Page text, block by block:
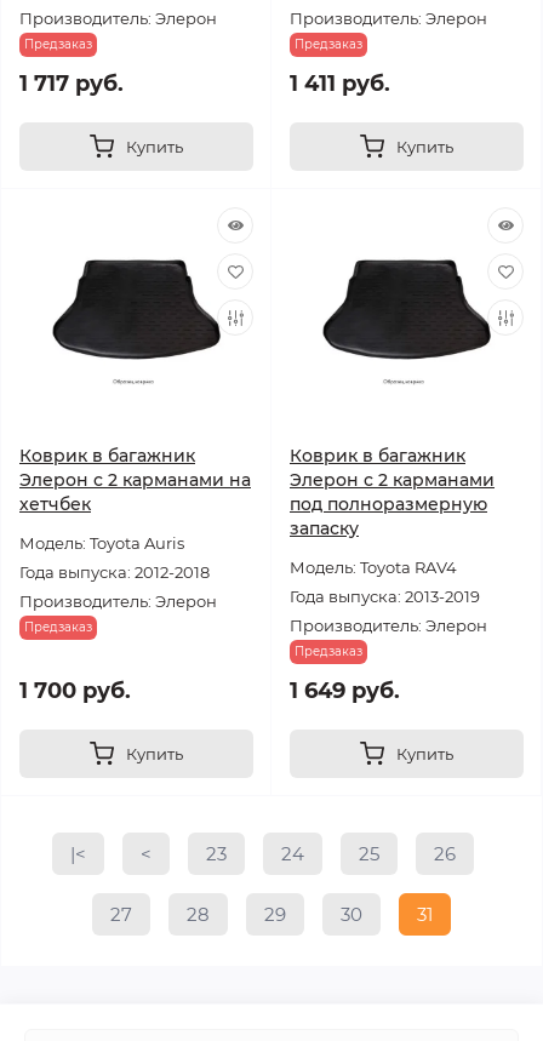
Производитель: Элерон
Предзаказ
1 717 руб.
Купить
Производитель: Элерон
Предзаказ
1 411 руб.
Купить
Коврик в багажник
Элерон с 2 карманами на
хетчбек
Модель: Toyota Auris
Года выпуска: 2012-2018
Производитель: Элерон
Предзаказ
1 700 руб.
Купить
Коврик в багажник
Элерон с 2 карманами
под полноразмерную
запаску
Модель: Toyota RAV4
Года выпуска: 2013-2019
Производитель: Элерон
Предзаказ
1 649 руб.
Купить
|< < 23 24 25 26
27 28 29 30 31